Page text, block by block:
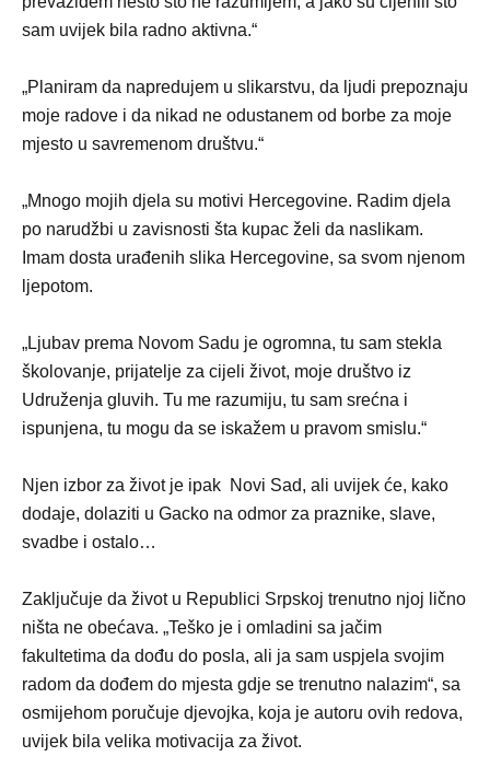
sam uvijek bila radno aktivna.“
„Planiram da napredujem u slikarstvu, da ljudi prepoznaju
moje radove i da nikad ne odustanem od borbe za moje
mjesto u savremenom društvu.“
„Mnogo mojih djela su motivi Hercegovine. Radim djela
po narudžbi u zavisnosti šta kupac želi da naslikam.
Imam dosta urađenih slika Hercegovine, sa svom njenom
ljepotom.
„Ljubav prema Novom Sadu je ogromna, tu sam stekla
školovanje, prijatelje za cijeli život, moje društvo iz
Udruženja gluvih. Tu me razumiju, tu sam srećna i
ispunjena, tu mogu da se iskažem u pravom smislu.“
Njen izbor za život je ipak Novi Sad, ali uvijek će, kako
dodaje, dolaziti u Gacko na odmor za praznike, slave,
svadbe i ostalo…
Zaključuje da život u Republici Srpskoj trenutno njoj lično
ništa ne obećava. „Teško je i omladini sa jačim
fakultetima da dođu do posla, ali ja sam uspjela svojim
radom da dođem do mjesta gdje se trenutno nalazim“, sa
osmijehom poručuje djevojka, koja je autoru ovih redova,
uvijek bila velika motivacija za život.